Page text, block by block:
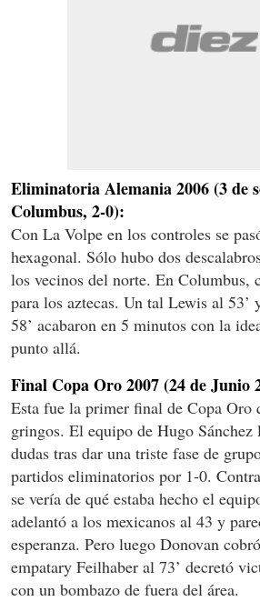
Eliminatoria Alemania 2006 (3 de
Columbus, 2-0):
Con La Volpe en los controles se
hexagonal. Sólo hubo dos
los vecinos del norte. En Columbus,
para los aztecas. Un tal Lewis al 53’
58’ acabaron en 5 minutos con la
punto allá.
Final Copa Oro 2007 (24 de Junio
Esta fue la primer final de Copa Oro
gringos. El equipo de Hugo Sánchez
dudas tras dar una triste fase de
partidos eliminatorios por 1-0.
se vería de qué estaba hecho el
adelantó a los mexicanos al 43 y
esperanza. Pero luego Donovan
empatary Feilhaber al 73’ decretó
con un bombazo de fuera del área.